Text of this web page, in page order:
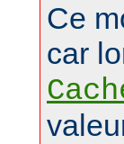
Ce
car